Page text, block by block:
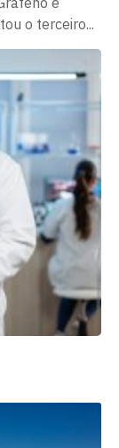
o terceiro...